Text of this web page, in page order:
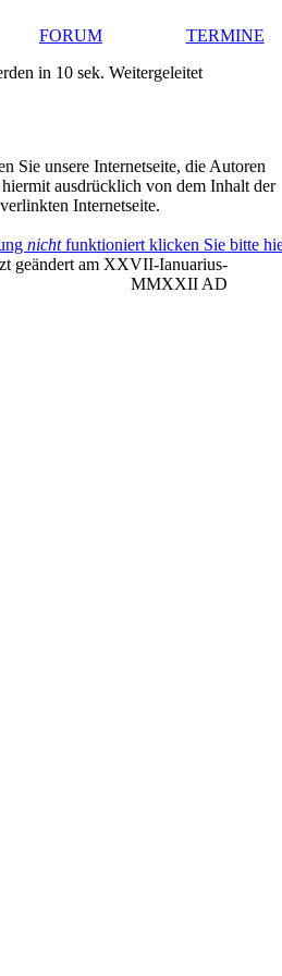
FORUM TERMINE
in 10 sek. Weitergeleitet
Sie unsere Internetseite, die Autoren
hiermit ausdrücklich von dem Inhalt der
nichtfunktioniert klicken Sie bitte hier
geändert am XXVII-Ianuarius-